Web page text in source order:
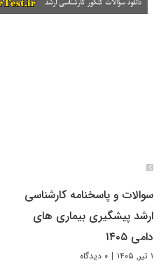
سوالات و پاسخنامه کارشناسی
ارشد پیشگیری بیماری های
دامی ۱۴۰۵
۱ تیر, ۱۴۰۵ | ۰ دیدگاه